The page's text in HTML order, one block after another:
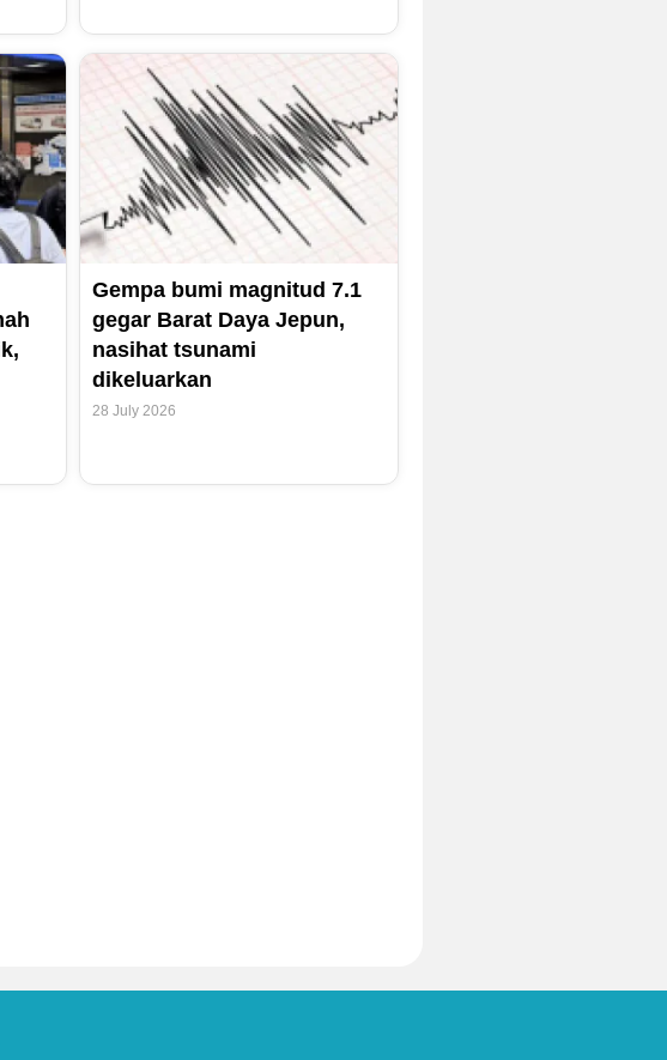
Gempa bumi magnitud 7.1
gegar Barat Daya Jepun,
nasihat tsunami
dikeluarkan
28 July 2026